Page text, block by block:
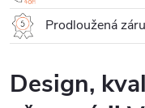
Prodloužená
Design,